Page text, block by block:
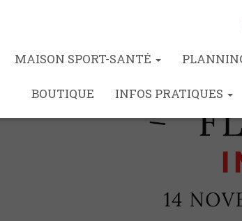
MAISON SPORT-SANTÉ
BOUTIQUE INFOS PRATIQUES